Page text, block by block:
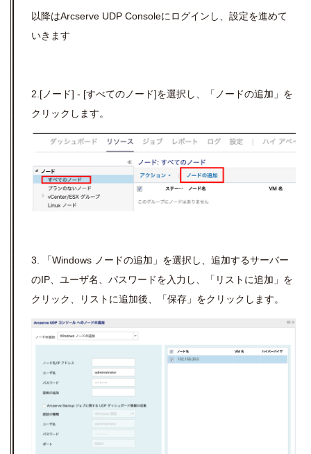
以降はArcserve UDP Consoleにログインし、設定を進めて
いきます
2.[ノード] - [すべてのノード]を選択し、「ノードの追加」を
クリックします。
3. 「Windows ノードの追加」を選択し、追加するサーバー
のIP、ユーザ名、パスワードを入力し、「リストに追加」を
クリック、リストに追加後、「保存」をクリックします。